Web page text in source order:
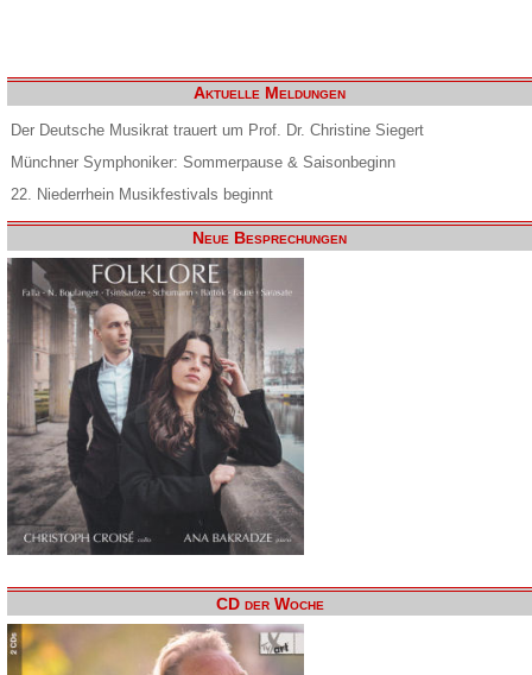
Aktuelle Meldungen
Der Deutsche Musikrat trauert um Prof. Dr. Christine Siegert
Münchner Symphoniker: Sommerpause & Saisonbeginn
22. Niederrhein Musikfestivals beginnt
Neue Besprechungen
CD der Woche